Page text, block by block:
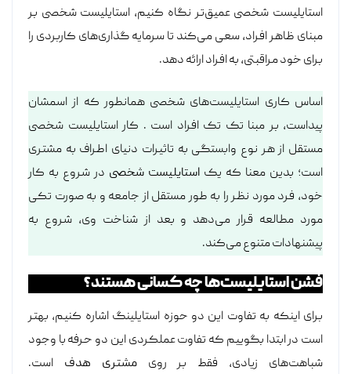
استایلیست شخصی عمیق‌تر نگاه کنیم، استایلیست شخصی بر
مبنای ظاهر افراد، سعی می‌کند تا سرمایه گذاری‌های کاربردی را
برای خود مراقبتی، به افراد ارائه دهد.
اساس کاری استایلیست‌های شخصی همانطور که از اسمشان
پیداست، بر مبنا تک تک افراد است . کار استایلیست شخصی
مستقل از هر نوع وابستگی به تاثیرات دنیای اطراف به مشتری
است؛ بدین معنا که یک استایلیست شخصی در شروع به کار
خود، فرد مورد نظر را به طور مستقل از جامعه و به صورت تکی
مورد مطالعه قرار می‌دهد و بعد از شناخت وی، شروع به
پیشنهادات متنوع می‌کند.
فشن استایلیست‌ها چه کسانی هستند؟
برای اینکه به تفاوت این دو حوزه استایلینگ اشاره کنیم، بهتر
است در ابتدا بگوییم که تفاوت عملکردی این دو حرفه با وجود
شباهت‌های زیادی، فقط بر روی مشتری هدف است.